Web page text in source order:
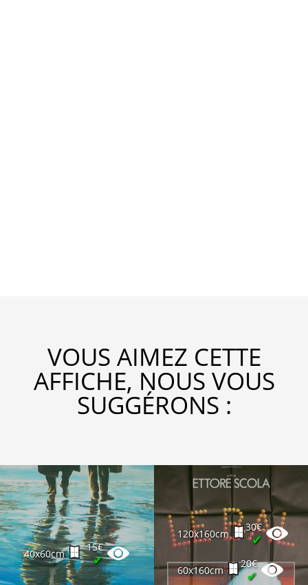
VOUS AIMEZ CETTE
AFFICHE, NOUS VOUS
SUGGÉRONS :
40x60cm
15€
✔
120x160cm
30€
✔
60x160cm
20€
✔